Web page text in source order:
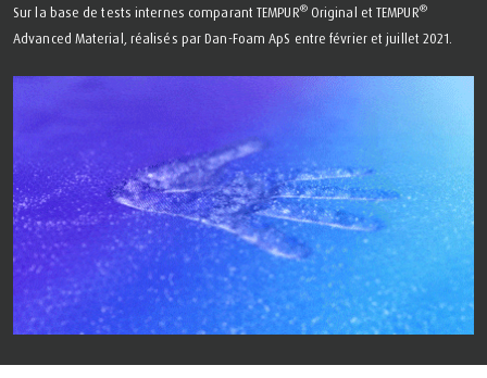
Sur la base de tests internes comparant TEMPUR®Original et TEMPUR®
Advanced Material, réalisés par Dan-Foam ApS entre février et juillet 2021.